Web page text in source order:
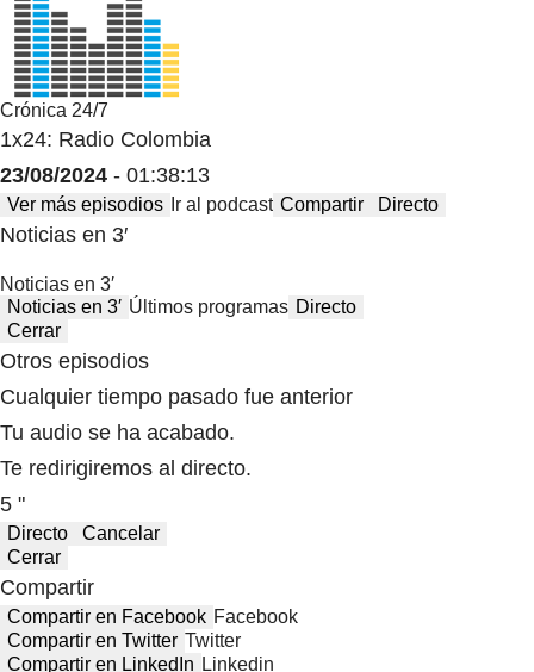
Crónica 24/7
1x24: Radio Colombia
23/08/2024 - 01:38:13
Ver más episodios Ir al podcast Compartir Directo
Noticias en 3′
Noticias en 3′
Noticias en 3′ Últimos programas Directo
Cerrar
Otros episodios
Cualquier tiempo pasado fue anterior
Tu audio se ha acabado.
Te redirigiremos al directo.
5 "
Directo
Cancelar
Cerrar
Compartir
Compartir en Facebook Facebook
Compartir en Twitter Twitter
Compartir en LinkedIn Linkedin